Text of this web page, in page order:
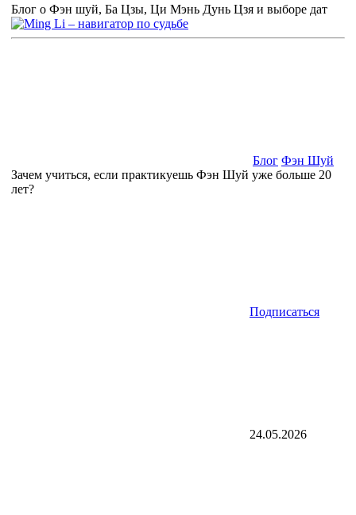
Блог о Фэн шуй, Ба Цзы, Ци Мэнь Дунь Цзя и выборе дат
Блог Фэн Шуй
Зачем учиться, если практикуешь Фэн Шуй уже больше 20
лет?
Подписаться
24.05.2026